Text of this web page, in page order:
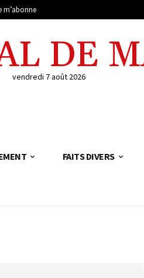
m’abonne
DE
vendredi 7 août 2026
FAITS DIVERS